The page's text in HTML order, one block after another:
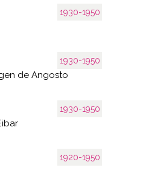
1930-1950
1930-1950
de Angosto
1930-1950
1920-1950